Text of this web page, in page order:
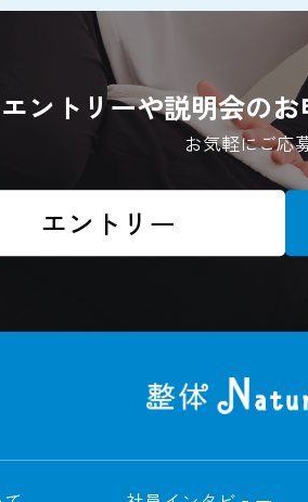
エントリーや説明会の
お気軽にご応
エントリー